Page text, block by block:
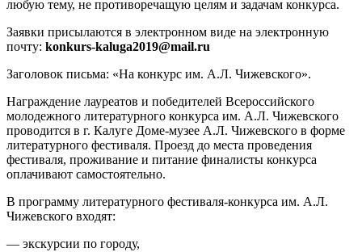
любую тему, не противоречащую целям и задачам конкурса.
Заявки присылаются в электронном виде на электронную
почту: konkurs-kaluga2019@mail.ru
Заголовок письма: «На конкурс им. А.Л. Чижевского».
Награждение лауреатов и победителей Всероссийского
молодежного литературного конкурса им. А.Л. Чижевского
проводится в г. Калуге Доме-музее А.Л. Чижевского в форме
литературного фестиваля. Проезд до места проведения
фестиваля, проживание и питание финалисты конкурса
оплачивают самостоятельно.
В программу литературного фестиваля-конкурса им. А.Л.
Чижевского входят:
— экскурсии по городу,